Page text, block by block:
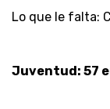
Lo que le falta:
Juventud: 57